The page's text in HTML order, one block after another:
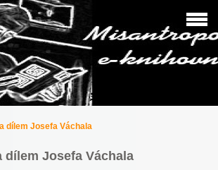
dílem Josefa Váchala
dílem Josefa Váchala